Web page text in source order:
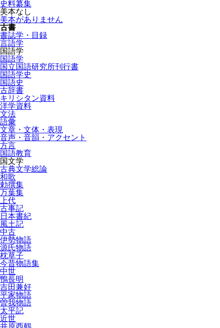
史料纂集
美本なし
美本がありません
古書
書誌学・目録
言語学
国語学
国語学
国立国語研究所刊行書
国語学史
国語史
古辞書
キリシタン資料
洋学資料
文法
語彙
文章・文体・表現
音声・音韻・アクセント
方言
国語教育
国文学
古典文学総論
和歌
勅撰集
万葉集
上代
古事記
日本書紀
風土記
中古
伊勢物語
源氏物語
枕草子
今昔物語集
中世
鴨長明
吉田兼好
平家物語
曽我物語
太平記
近世
井原西鶴